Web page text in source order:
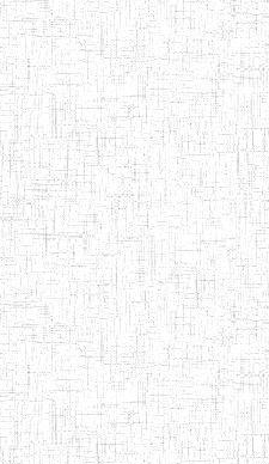
01/01/1975 ENIEG
01/01/1995 ENIEG
22/10/2002 ENIEG
17/08/2012 ENIEG
10/09/2001 ENIEG